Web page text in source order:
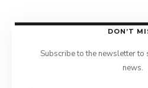
DON’T
Subscribe to the newsletter to
news.